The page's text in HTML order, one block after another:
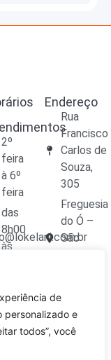
de
personalizado e
todos”, você
2º
feira
à 6º
feira
das
8h00
às
Endereço
Rua
Francisco
Carlos de
Souza,
305
Freguesia
do Ó –
São
02809-
020